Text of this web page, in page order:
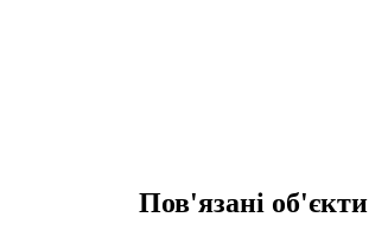
Пов'язані об'єкти